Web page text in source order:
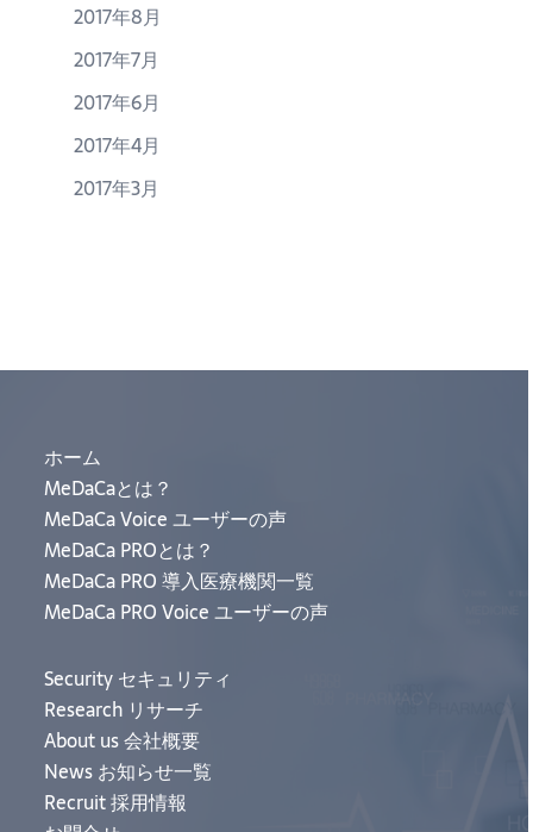
2017年8月
2017年7月
2017年6月
2017年4月
2017年3月
ホーム
MeDaCaとは？
MeDaCa Voice ユーザーの声
MeDaCa PROとは？
MeDaCa PRO 導入医療機関一覧
MeDaCa PRO Voice ユーザーの声
Security セキュリティ
Research リサーチ
About us 会社概要
News お知らせ一覧
Recruit 採用情報